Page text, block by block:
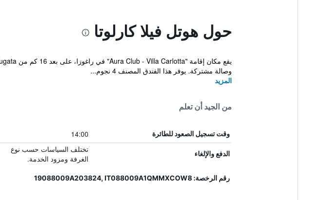
حول هوتل فيلا كارلوتا
وصالة مشتركة. يوفر هذا الفندق المصنف 4 نجوم...
المزيد
من الجيد أن تعلم
وقت تسجيل الصعود للطائرة 14:00
الدفع والإلغاء
تختلف السياسات حسب نوع
الغرفة ومزود الخدمة.
رقم الرخصة: 19088009A203824, IT088009A1QMMXCOW8